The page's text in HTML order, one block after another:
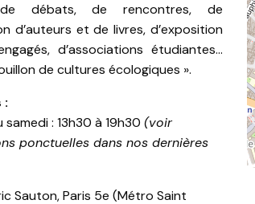
débats, de rencontres, de
d’auteurs et de livres, d’exposition
d’associations étudiantes…
de cultures écologiques ».
:
samedi : 13h30 à 19h30 (voir
ponctuelles dans nos dernières
Sauton, Paris 5e (Métro Saint